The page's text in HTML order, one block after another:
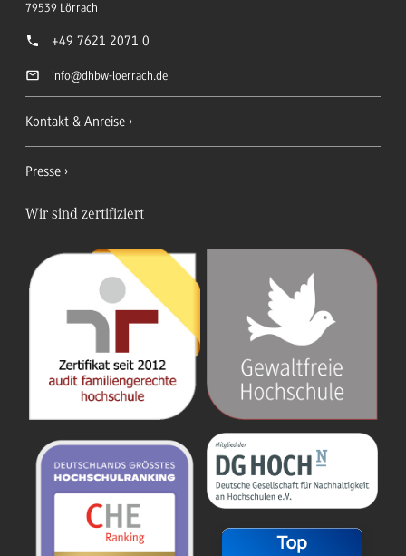
79539 Lörrach
+49 7621 2071 0
info@dhbw-loerrach.de
Kontakt & Anreise
Presse
Wir sind zertifiziert